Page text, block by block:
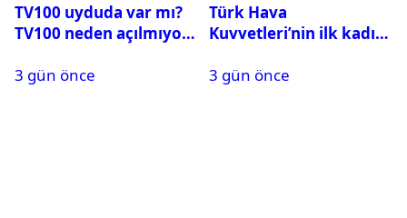
TV100 uyduda var mı?
TV100 neden açılmıyor?
3 gün önce
Türk Hava
Kuvvetleri’nin ilk kadın
Karapınar hakkında
3 gün önce